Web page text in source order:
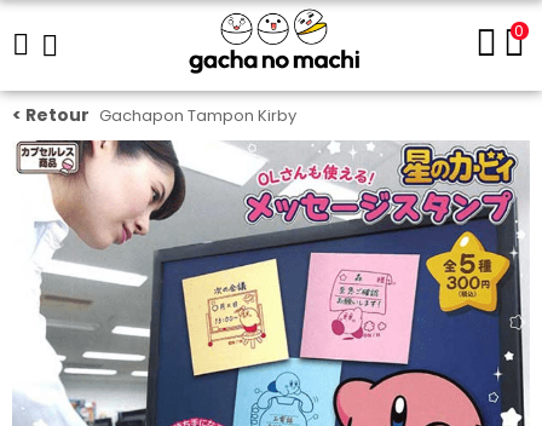
0
Gachapon Tampon Kirby